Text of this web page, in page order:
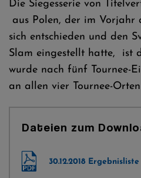
Die Siegesserie von
aus Polen, der im
sich entschieden und den
Slam eingestellt hatte, ist
wurde nach fünf Tournee-
an allen vier Tournee-
Dateien zum
30.12.2018